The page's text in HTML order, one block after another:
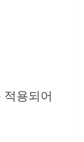
용되어